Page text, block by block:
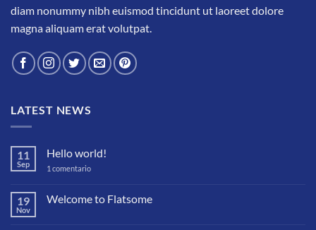
diam nonummy nibh euismod tincidunt ut laoreet dolore
magna aliquam erat volutpat.
LATEST NEWS
11
Sep
Hello world!
1 comentarioen
19
Nov
Welcome to Flatsome